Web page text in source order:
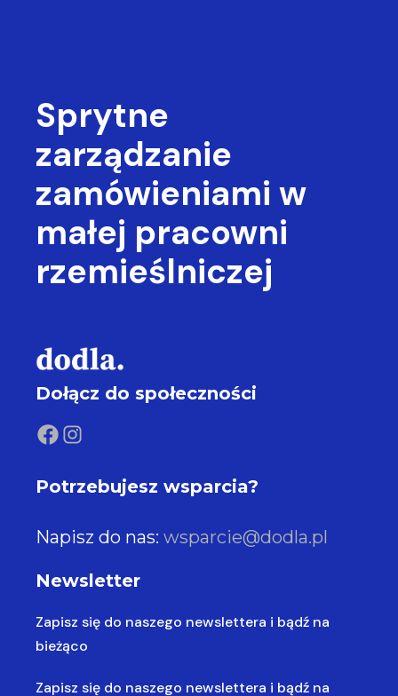
Sprytne
zarządzanie
zamówieniami w
małej pracowni
rzemieślniczej
Dołącz do społeczności
FACEBOOK
INSTAGRAM
Potrzebujesz wsparcia?
Napisz do nas:wsparcie@dodla.pl
Newsletter
Zapisz się do naszego newslettera i bądź na
bieżąco
Zapisz się do naszego newslettera i bądź na